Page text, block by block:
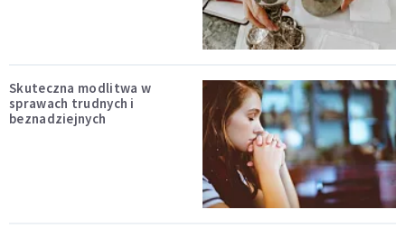
Skuteczna modlitwa w
sprawach trudnych i
beznadziejnych